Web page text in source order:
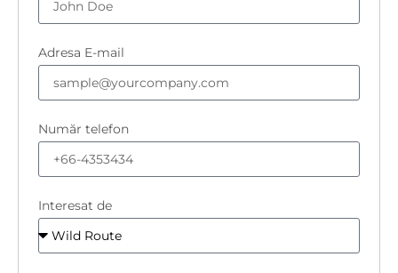
Adresa E-mail
Număr telefon
Interesat de